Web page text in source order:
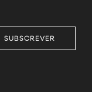
SUBSCREVER